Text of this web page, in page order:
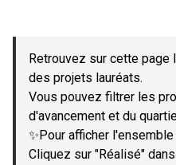
−
Retrouvez sur cette page
des projets lauréats.
Vous pouvez filtrer les
d'avancement et du
✨Pour afficher
Cliquez sur "Réalisé"